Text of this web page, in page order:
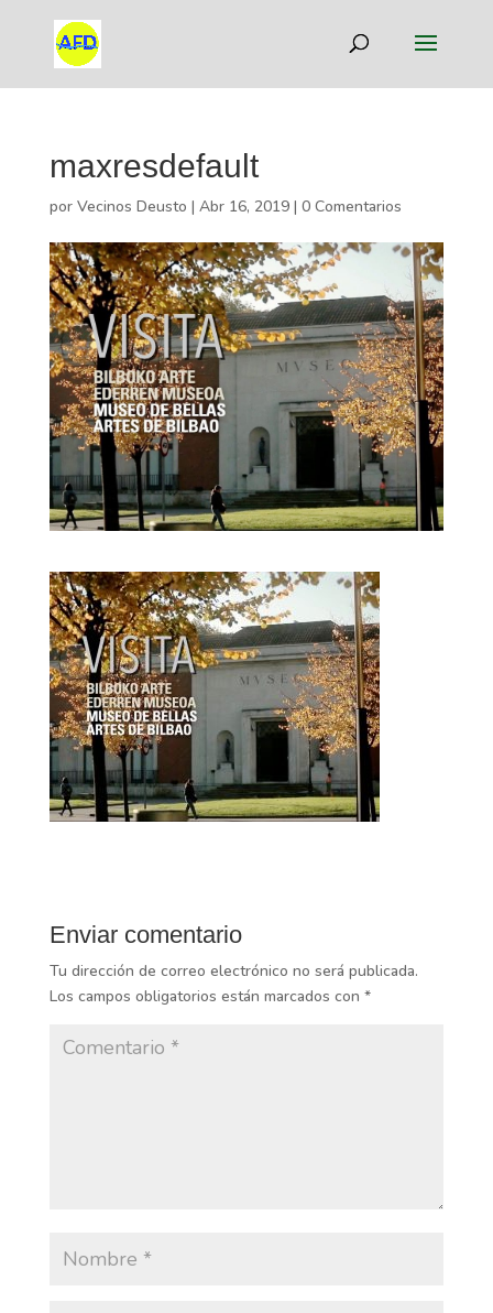
maxresdefault
por Vecinos Deusto | Abr 16, 2019| 0 Comentarios
Enviar comentario
Tu dirección de correo electrónico no será publicada.
Los campos obligatorios están marcados con *